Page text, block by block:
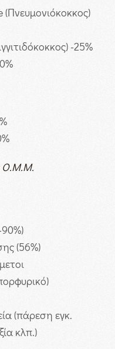
-25%
Ο.Μ.Μ.
(56%)
(πάρεση εγκ.
κλπ.)